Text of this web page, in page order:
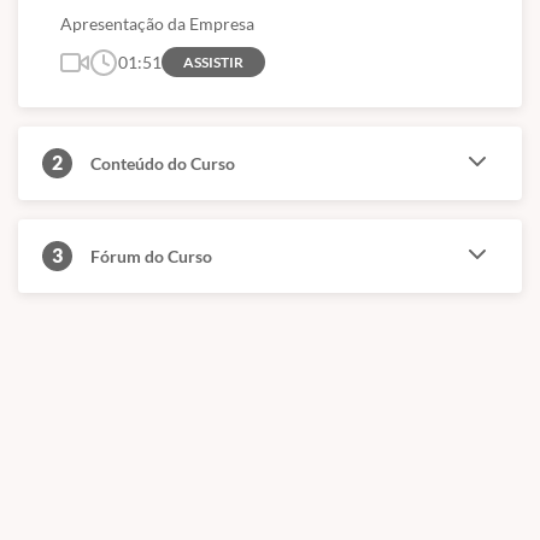
exigências de escolaridade anterior.
Educação é um direito de todos e é um incentivo a
sociedade, previsto por lei na Constituição Federal. É com essa
e os certificados tem validade para fins curriculares e
- Meu certificado é aceito pelo CREA, CRC e CRM?
Apresentação da Empresa
01:51
ASSISTIR
2 Conteúdo do Curso
3 Fórum do Curso